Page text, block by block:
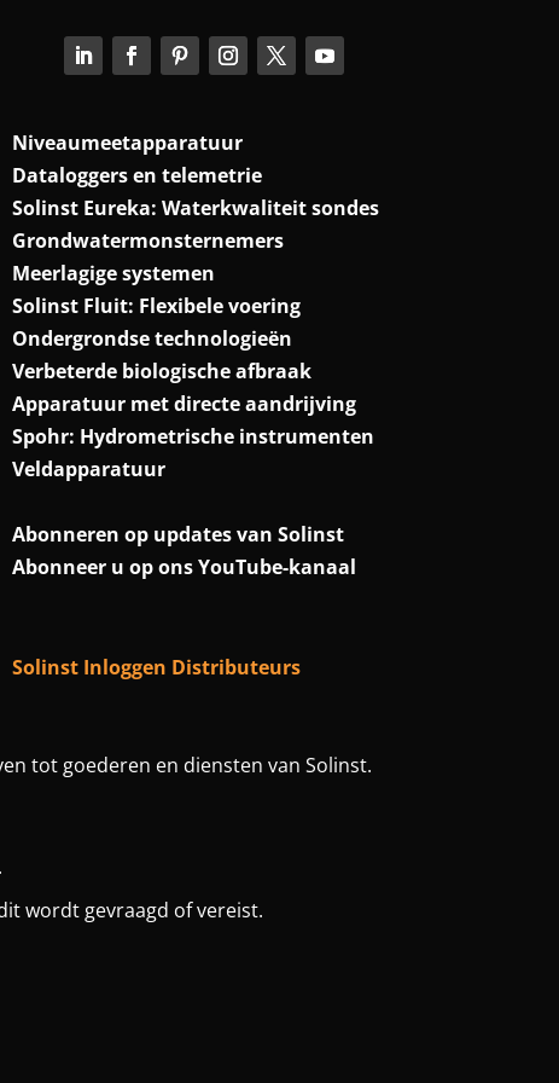
Niveaumeetapparatuur
Dataloggers en telemetrie
Solinst Eureka: Waterkwaliteit sondes
Grondwatermonsternemers
Meerlagige systemen
Solinst Fluit: Flexibele voering
Ondergrondse technologieën
Verbeterde biologische afbraak
Apparatuur met directe aandrijving
Spohr: Hydrometrische instrumenten
Veldapparatuur
Abonneren op updates van Solinst
Abonneer u op ons YouTube-kanaal
Solinst Inloggen Distributeurs
tot goederen en diensten van Solinst.
wordt gevraagd of vereist.